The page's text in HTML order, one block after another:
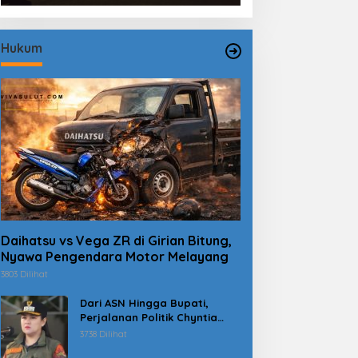
Hukum
Daihatsu vs Vega ZR di Girian Bitung,
Nyawa Pengendara Motor Melayang
3803 Dilihat
Dari ASN Hingga Bupati,
Perjalanan Politik Chyntia
Kalangit Berujung Kasus
3738 Dilihat